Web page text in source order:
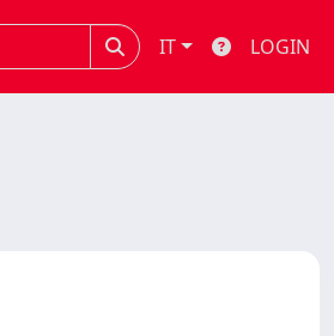
IT LOGIN